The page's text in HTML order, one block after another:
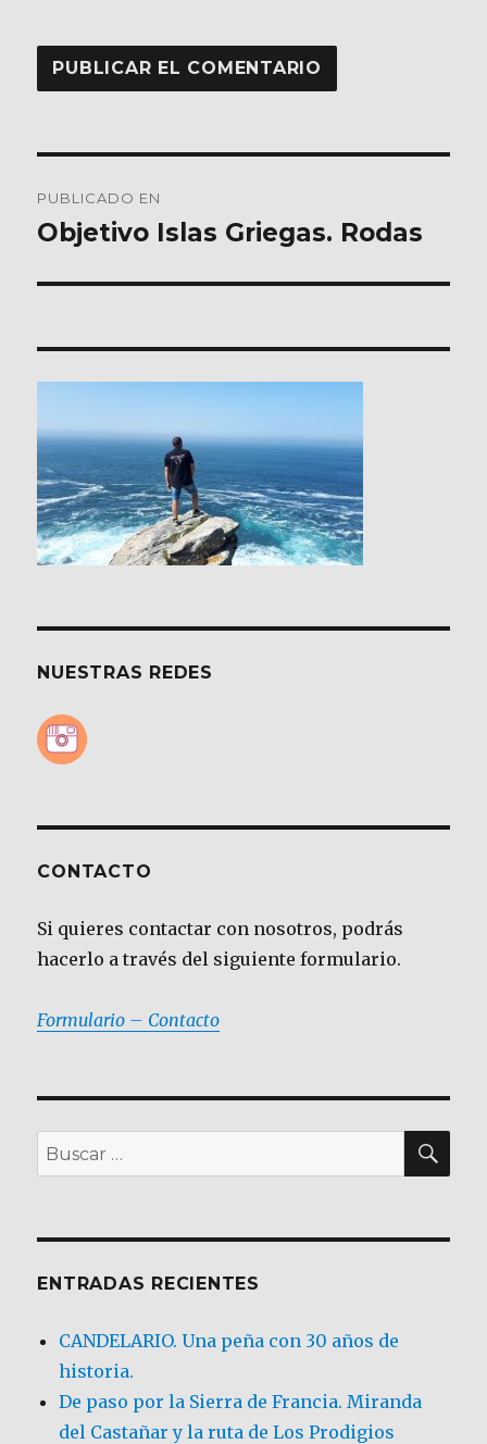
de
PUBLICADO EN
Objetivo Islas Griegas. Rodas
NUESTRAS REDES
CONTACTO
Si quieres contactar con nosotros, podrás
hacerlo a través del siguiente formulario.
Formulario – Contacto
Buscar
por:
ENTRADAS RECIENTES
CANDELARIO. Una peña con 30 años de
historia.
De paso por la Sierra de Francia. Miranda
del Castañar y la ruta de Los Prodigios